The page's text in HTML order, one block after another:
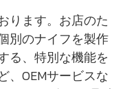
ります。お店のた
別のナイフを製作
る、特別な機能を
、OEMサービスな